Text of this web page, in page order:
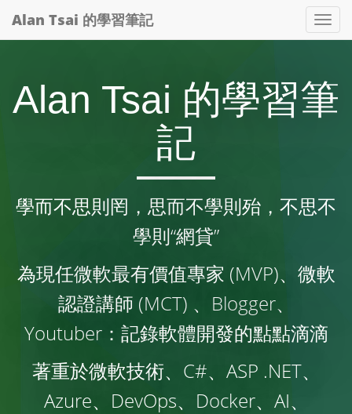
Alan Tsai 的學習筆記
Alan Tsai 的學習筆
記
學而不思則罔，思而不學則殆，不思不
學則“網貸”
為現任微軟最有價值專家 (MVP)、微軟
認證講師 (MCT) 、Blogger、
Youtuber：記錄軟體開發的點點滴滴
著重於微軟技術、C#、ASP .NET、
Azure、DevOps、Docker、AI、